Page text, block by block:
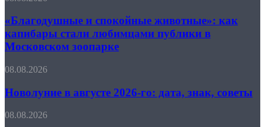
причины,
спокойные
животные»:
как
капибары
любимцами
в
зоопарке
«Благодушные и спокойные животные»: как
капибары стали любимцами публики в
Московском зоопарке
Новолуние
августе
2026-
го:
08.08.2026
Новолуние в августе 2026-го: дата, знак, советы
Шантажист
08.08.2026